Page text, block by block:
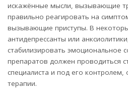
искажённые мысли, вызывающие
правильно реагировать на
вызывающие приступы. В
антидепрессанты или
стабилизировать эмоциональное
препаратов должен проводиться
специалиста и под его
терапии.